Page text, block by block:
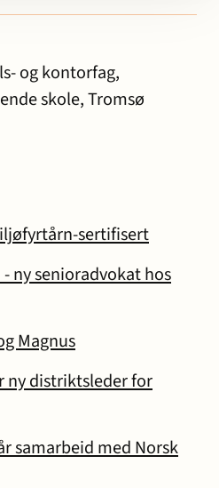
og kontorfag,
skole, Tromsø
sertifisert
ny senioradvokat hos
Magnus
ny distriktsleder for
samarbeid med Norsk